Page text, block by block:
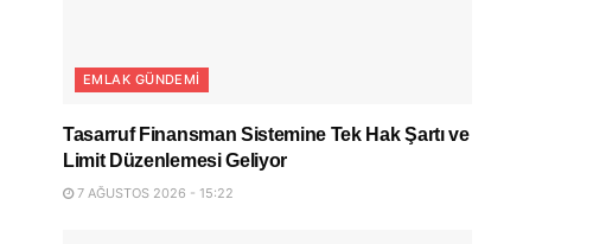
EMLAK GÜNDEMI
Tasarruf Finansman Sistemine Tek Hak Şartı ve
Limit Düzenlemesi Geliyor
7 AĞUSTOS 2026 - 15:22